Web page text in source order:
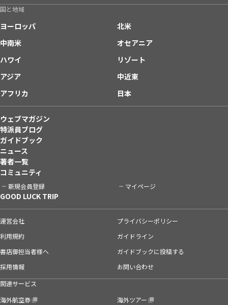
国と地域
ヨーロッパ
北米
中南米
オセアニア
ハワイ
リゾート
アジア
中近東
アフリカ
日本
ウェブマガジン
特派員ブログ
ガイドブック
ニュース
著者一覧
コミュニティ
新規会員登録 マイページ
GOOD LUCK TRIP
運営会社
プライバシーポリシー
利用規約
ガイドライン
書店御担当者様へ
ガイドブックに投稿する
採用情報
お問い合わせ
関連サービス
海外航空券
海外ツアー